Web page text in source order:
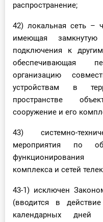
распространение;
42) локальная сеть –
имеющая замкнутую
подключения к
обеспечивающая
организацию
устройствам в
пространстве
сооружение и его
43) системно-
мероприятия по
функционирования
комплекса и сетей
43-1) исключен
(вводится в
календарных